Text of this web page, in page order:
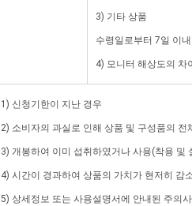
3) 기타 상품
수령일로부터 7일 이
4) 모니터 해상도의 차
1) 신청기한이 지난 경우
2) 소비자의 과실로 인해 상품 및 구성품의
3) 개봉하여 이미 섭취하였거나 사용(착용 및
4) 시간이 경과하여 상품의 가치가 현저히 감
5) 상세정보 또는 사용설명서에 안내된 주의